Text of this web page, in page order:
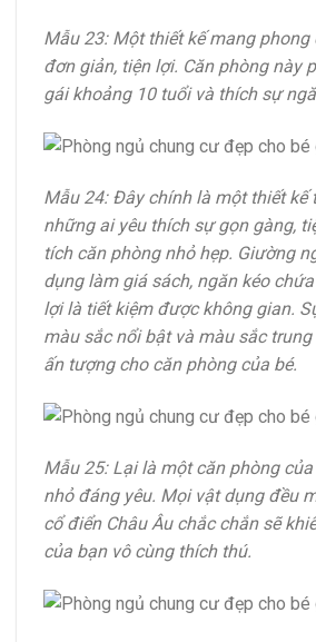
Mẫu 23: Một thiết kế mang phong
đơn giản, tiện lợi. Căn phòng này
gái khoảng 10 tuổi và thích sự
Mẫu 24: Đây chính là một thiết kế
những ai yêu thích sự gọn gàng,
tích căn phòng nhỏ hẹp. Giường
dụng làm giá sách, ngăn kéo
lợi là tiết kiệm được không gian.
màu sắc nổi bật và màu sắc
ấn tượng cho căn phòng của bé.
Mẫu 25: Lại là một căn phòng
nhỏ đáng yêu. Mọi vật dụng đều
cổ điển Châu Âu chắc chắn sẽ
của bạn vô cùng thích thú.